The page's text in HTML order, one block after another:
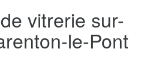
vitrerie sur-
le-Pont